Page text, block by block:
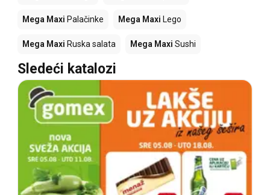
Mega Maxi Palačinke Mega Maxi Lego
Mega Maxi Ruska salata Mega Maxi Sushi
Sledeći katalozi